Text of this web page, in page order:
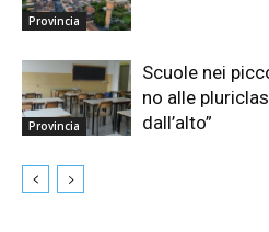
Provincia
Provincia
Scuole nei
no alle
dall’alto”